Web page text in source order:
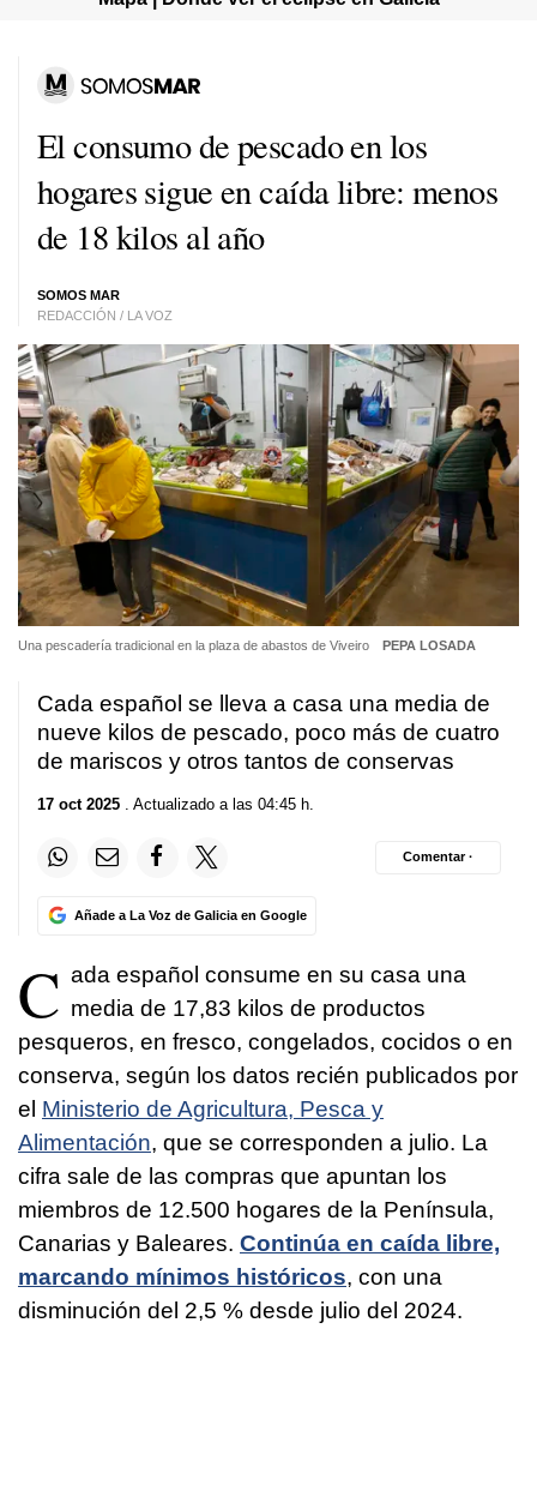
El consumo de pescado en los
hogares sigue en caída libre: menos
de 18 kilos al año
SOMOS MAR
REDACCIÓN / LA VOZ
Una pescadería tradicional en la plaza de abastos de Viveiro PEPA LOSADA
Cada español se lleva a casa una media de
nueve kilos de pescado, poco más de cuatro
de mariscos y otros tantos de conservas
17 oct 2025 . Actualizado a las 04:45 h.
Añade a La Voz de Galicia en Google
Comentar ·
C ada español consume en su casa una
media de 17,83 kilos de productos
pesqueros, en fresco, congelados, cocidos o en
conserva, según los datos recién publicados por
el Ministerio de Agricultura, Pesca y
Alimentación, que se corresponden a julio. La
cifra sale de las compras que apuntan los
miembros de 12.500 hogares de la Península,
Canarias y Baleares. Continúa en caída libre,
marcando mínimos históricos, con una
disminución del 2,5 % desde julio del 2024.